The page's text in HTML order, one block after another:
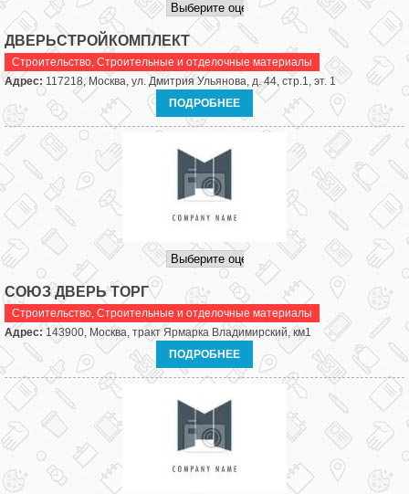
ДВЕРЬСТРОЙКОМПЛЕКТ
Строительство, Строительные и отделочные материалы
Адрес: 117218, Москва, ул. Дмитрия Ульянова, д. 44, стр.1, эт. 1
ПОДРОБНЕЕ
СОЮЗ ДВЕРЬ ТОРГ
Строительство, Строительные и отделочные материалы
Адрес:143900, Москва, тракт Ярмарка Владимирский, км1
ПОДРОБНЕЕ